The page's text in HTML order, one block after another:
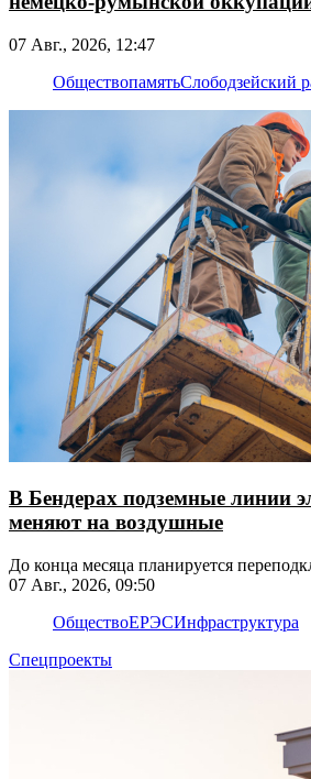
07 Авг., 2026, 12:47
ОбществопамятьСлободзейский
В Бендерах подземные линии
меняют на воздушные
До конца месяца планируется
07 Авг., 2026, 09:50
ОбществоЕРЭСИнфраструктура
Спецпроекты